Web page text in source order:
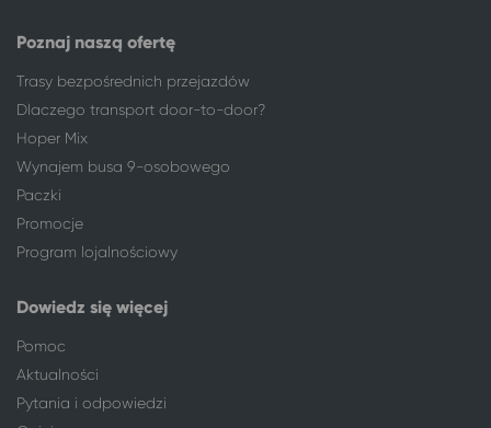
Wrocław
Ustka
Wrocław
Wrocław
Wrocław
Szklarska Poręba
Wrocław
Wrocław
Wrocław
Ustroń*
Wrocław
Dąbki, gm. Darłowo
Wrocław
Wrocław
Wrocław
Koszalin
Poznaj naszą ofertę
Trasy bezpośrednich przejazdów
Dlaczego transport door-to-door?
Hoper Mix
Wynajem busa 9-osobowego
Paczki
Promocje
Program lojalnościowy
Dowiedz się więcej
Pomoc
Aktualności
Pytania i odpowiedzi